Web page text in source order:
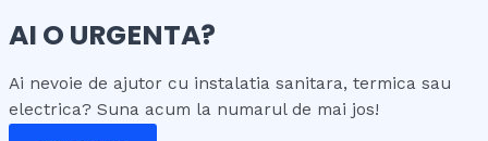
AI O URGENTA?
Ai nevoie de ajutor cu instalatia sanitara, termica sau
electrica? Suna acum la numarul de mai jos!